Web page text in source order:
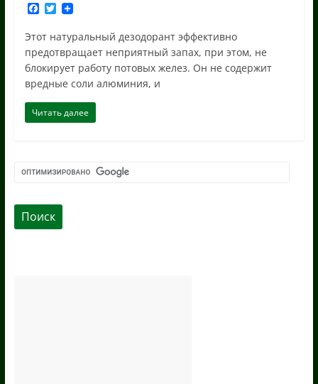
F
c
e
b
o
o
k
T
i
t
t
e
r
Этот натуральный дезодорант эффективно
предотвращает неприятный запах, при этом, не
блокирует работу потовых желез. Он не содержит
вредные соли алюминия, и
Читать далее